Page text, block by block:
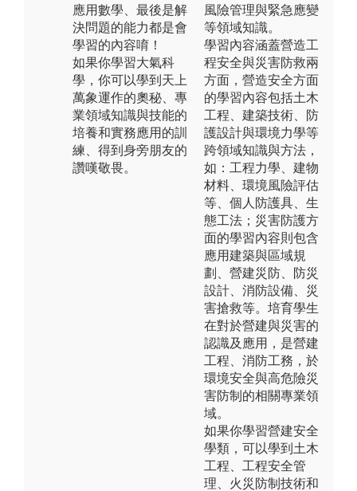
應用數學、最後是解
決問題的能力都是會
學習的內容唷！
如果你學習大氣科
學，你可以學到天上
萬象運作的奧秘、專
業領域知識與技能的
培養和實務應用的訓
練、得到身旁朋友的
讚嘆敬畏。
風險管理與緊急應變
等領域知識。
學習內容涵蓋營造工
程安全與災害防救兩
方面，營造安全方面
的學習內容包括土木
工程、建築技術、防
護設計與環境力學等
跨領域知識與方法，
如：工程力學、建物
材料、環境風險評估
等、個人防護具、生
態工法；災害防護方
面的學習內容則包含
應用建築與區域規
劃、營建災防、防災
設計、消防設備、災
害搶救等。培育學生
在對於營建與災害的
認識及應用，是營建
工程、消防工務，於
環境安全與高危險災
害防制的相關專業領
域。
如果你學習營建安全
學類，可以學到土木
工程、工程安全管
理、火災防制技術和